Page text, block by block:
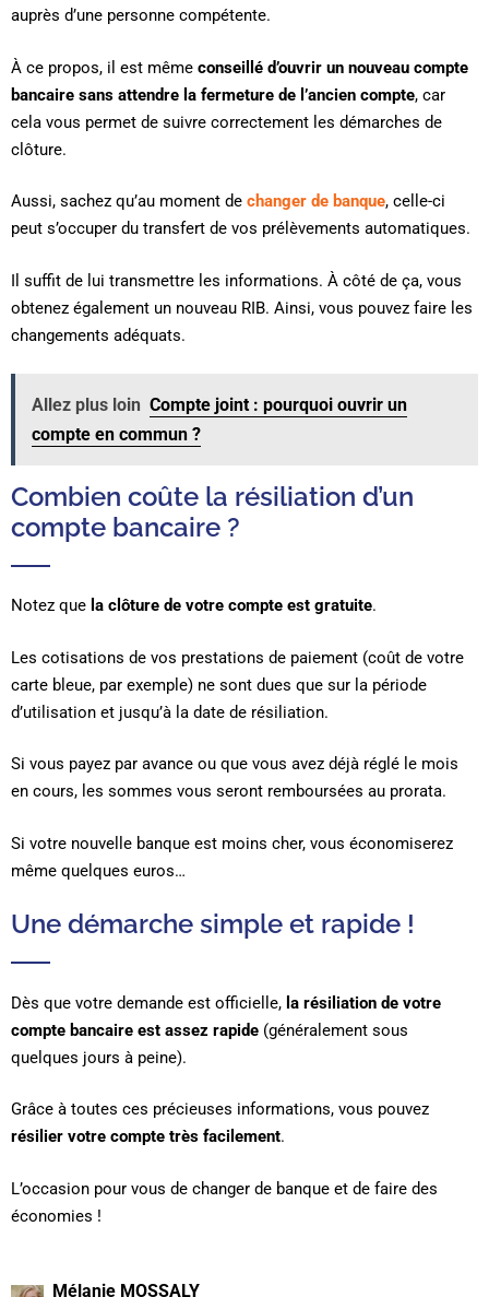
auprès d’une personne compétente.
À ce propos, il est même conseillé d’ouvrir un nouveau compte
bancaire sans attendre la fermeture de l’ancien compte, car
cela vous permet de suivre correctement les démarches de
clôture.
Aussi, sachez qu’au moment de changer de banque, celle-ci
peut s’occuper du transfert de vos prélèvements automatiques.
Il suffit de lui transmettre les informations. À côté de ça, vous
obtenez également un nouveau RIB. Ainsi, vous pouvez faire les
changements adéquats.
Allez plus loin Compte joint : pourquoi ouvrir un
compte en commun ?
Combien coûte la résiliation d’un
compte bancaire ?
Notez que la clôture de votre compte est gratuite.
Les cotisations de vos prestations de paiement (coût de votre
carte bleue, par exemple) ne sont dues que sur la période
d’utilisation et jusqu’à la date de résiliation.
Si vous payez par avance ou que vous avez déjà réglé le mois
en cours, les sommes vous seront remboursées au prorata.
Si votre nouvelle banque est moins cher, vous économiserez
même quelques euros…
Une démarche simple et rapide !
Dès que votre demande est officielle, la résiliation de votre
compte bancaire est assez rapide (généralement sous
quelques jours à peine).
Grâce à toutes ces précieuses informations, vous pouvez
résilier votre compte très facilement.
L’occasion pour vous de changer de banque et de faire des
économies !
Mélanie MOSSALY